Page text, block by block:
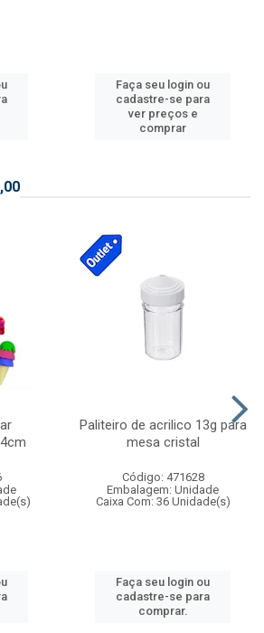
Faça seu login ou
cadastre-se para
ver preços e
comprar
Paliteiro de acrilico 13g para
mesa cristal
Código: 471628
Embalagem: Unidade
Caixa Com: 36 Unidade(s)
Faça seu login ou
cadastre-se para
comprar.